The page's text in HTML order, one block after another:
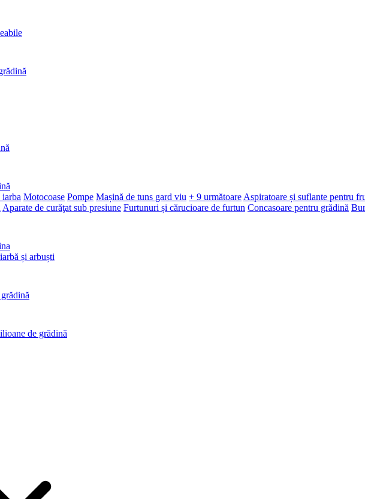
Motocoase Pompe Mașină de tuns gard viu + 9 următoare Aspiratoare și suflante pentru
Aparate de curăţat sub presiune Furtunuri și cărucioare de furtun Concasoare pentru grădină
și arbuști
de grădină